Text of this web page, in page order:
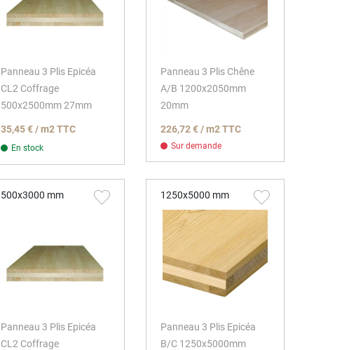
Panneau 3 Plis Epicéa
CL2 Coffrage
500x2500mm 27mm
35,45 € / m2 TTC
En stock
Panneau 3 Plis Chêne
A/B 1200x2050mm
20mm
226,72 € / m2 TTC
Sur demande
500x3000 mm
Panneau 3 Plis Epicéa
CL2 Coffrage
1250x5000 mm
Panneau 3 Plis Epicéa
B/C 1250x5000mm